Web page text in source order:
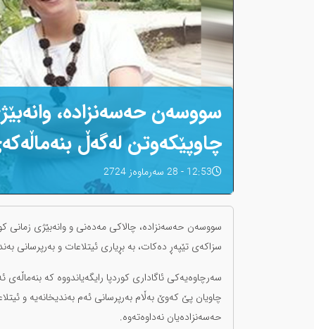
سووسەن حەسەنزادە،
چاوپێکەوتن لەگەڵ
12:53 - 28 سەرماوەز 2724
سووسەن حەسەنزادە، چالاکی مەدەنی و وانەبێژی زمانی
سزاکەی تێپەڕ دەکات، بە بڕیاری ئیتلاعات و بەرپرسانی
سەرچاوەیەکی ئاگاداری کوردپا رایگەیاندووە کە
چاویان پێ کەوێ بەڵام بەرپرسانی ئەم بەندیخانەیە و
حەسەنزادەیان نەداوەتەوە.